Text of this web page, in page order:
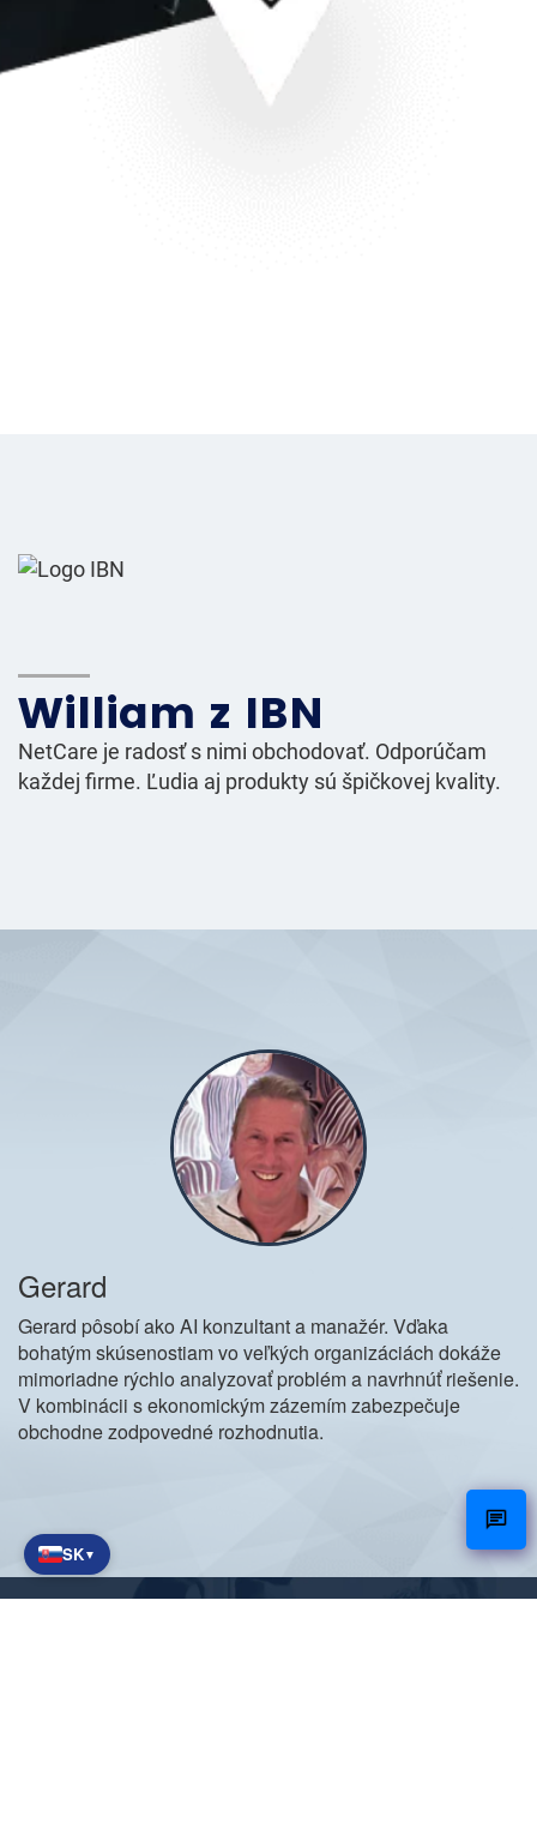
William z IBN
NetCare je radosť s nimi obchodovať. Odporúčam
každej firme. Ľudia aj produkty sú špičkovej kvality.
Gerard
Gerard pôsobí ako AI konzultant a manažér. Vďaka
bohatým skúsenostiam vo veľkých organizáciách dokáže
mimoriadne rýchlo analyzovať problém a navrhnúť riešenie.
V kombinácii s ekonomickým zázemím zabezpečuje
obchodne zodpovedné rozhodnutia.
SK▼